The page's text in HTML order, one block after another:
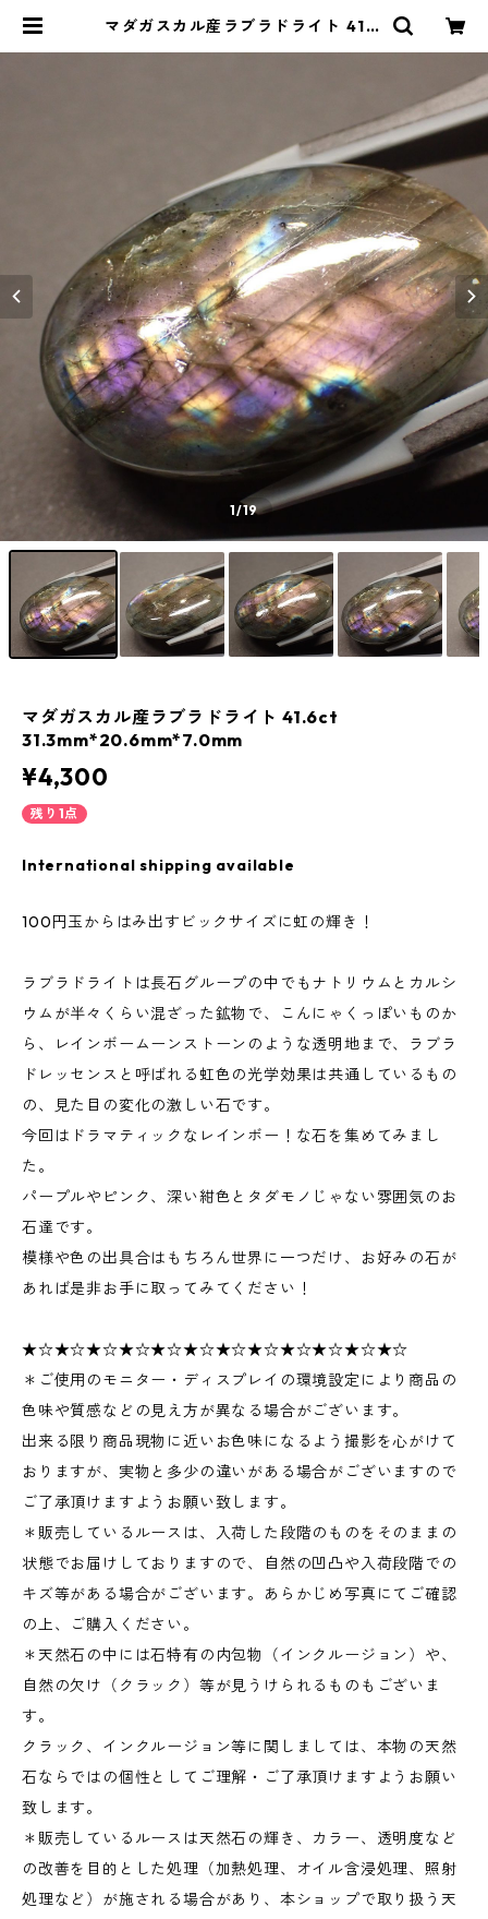
マダガスカル産ラブラドライト 41.6
1/19
マダガスカル産ラブラドライト 41.6ct
31.3mm*20.6mm*7.0mm
¥4,300
残り1点
International shipping available
100円玉からはみ出すビックサイズに虹の輝き！
ラブラドライトは長石グループの中でもナトリウムとカルシ
ウムが半々くらい混ざった鉱物で、こんにゃくっぽいものか
ら、レインボームーンストーンのような透明地まで、ラブラ
ドレッセンスと呼ばれる虹色の光学効果は共通しているもの
の、見た目の変化の激しい石です。
今回はドラマティックなレインボー！な石を集めてみまし
た。
パープルやピンク、深い紺色とタダモノじゃない雰囲気のお
石達です。
模様や色の出具合はもちろん世界に一つだけ、お好みの石が
あれば是非お手に取ってみてください！
★☆★☆★☆★☆★☆★☆★☆★☆★☆★☆★☆★☆
＊ご使用のモニター・ディスプレイの環境設定により商品の
色味や質感などの見え方が異なる場合がございます。
出来る限り商品現物に近いお色味になるよう撮影を心がけて
おりますが、実物と多少の違いがある場合がございますので
ご了承頂けますようお願い致します。
＊販売しているルースは、入荷した段階のものをそのままの
状態でお届けしておりますので、自然の凹凸や入荷段階での
キズ等がある場合がございます。あらかじめ写真にてご確認
の上、ご購入ください。
＊天然石の中には石特有の内包物（インクルージョン）や、
自然の欠け（クラック）等が見うけられるものもございま
す。
クラック、インクルージョン等に関しましては、本物の天然
石ならではの個性としてご理解・ご了承頂けますようお願い
致します。
＊販売しているルースは天然石の輝き、カラー、透明度など
の改善を目的とした処理（加熱処理、オイル含浸処理、照射
処理など）が施される場合があり、本ショップで取り扱う天